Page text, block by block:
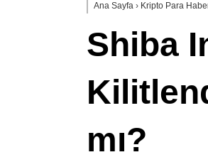
Ana Sayfa › Kripto Para
Shiba
mı?